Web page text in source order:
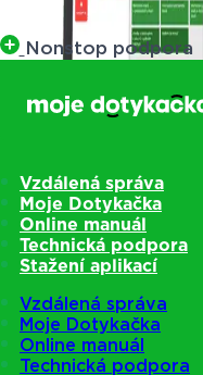
Nonstop podpora
Vzdálená správa
Moje Dotykačka
Online manuál
Technická podpora
Stažení aplikací
Vzdálená správa
Moje Dotykačka
Online manuál
Technická podpora